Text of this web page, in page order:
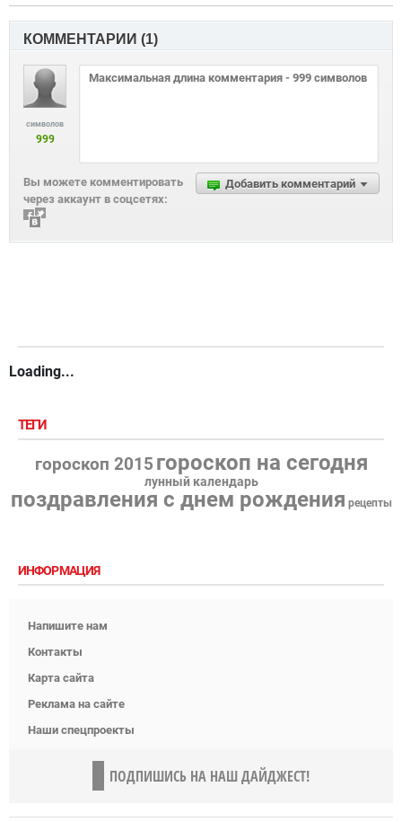
КОММЕНТАРИИ (1)
символов
999
Добавить комментарий
Вы можете комментировать
через аккаунт в соцсетях:
Loading...
ТЕГИ
гороскоп 2015 гороскоп на сегодня
лунный календарь
поздравления с днем рождения рецепты
ИНФОРМАЦИЯ
Напишите нам
Контакты
Карта сайта
Реклама на сайте
Наши спецпроекты
ПОДПИШИСЬ НА НАШ ДАЙДЖЕСТ!